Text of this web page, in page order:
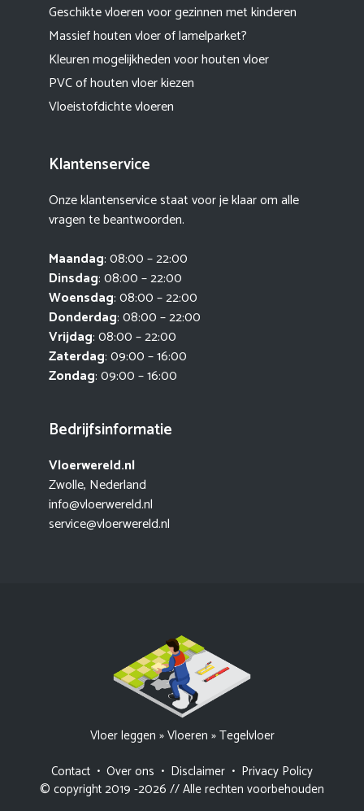
Geschikte vloeren voor gezinnen met kinderen
Massief houten vloer of lamelparket?
Kleuren mogelijkheden voor houten vloer
PVC of houten vloer kiezen
Vloeistofdichte vloeren
Klantenservice
Onze klantenservice staat voor je klaar om alle
vragen te beantwoorden.
Maandag: 08:00 – 22:00
Dinsdag: 08:00 – 22:00
Woensdag: 08:00 – 22:00
Donderdag: 08:00 – 22:00
Vrijdag: 08:00 – 22:00
Zaterdag: 09:00 – 16:00
Zondag: 09:00 – 16:00
Bedrijfsinformatie
Vloerwereld.nl
Zwolle, Nederland
info@vloerwereld.nl
service@vloerwereld.nl
Vloer leggen »Vloeren »Tegelvloer
Contact • Over ons • Disclaimer • Privacy Policy
© copyright 2019 -2026 // Alle rechten voorbehouden